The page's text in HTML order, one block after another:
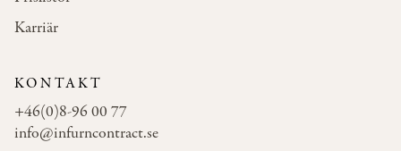
Karriär
KONTAKT
+46(0)8-96 00 77
info@infurncontract.se